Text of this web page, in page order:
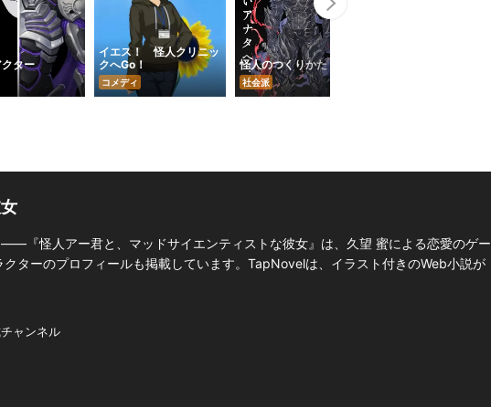
ター
イエス！ 怪人クリニッ
クへGo！
コメディ
怪人のつくりかた
社会派
『怪人アー君と、マッドサイエンティストな彼女』は、久望 蜜による恋愛のゲー
ターのプロフィールも掲載しています。TapNovelは、イラスト付きのWeb小説が
ャンネル